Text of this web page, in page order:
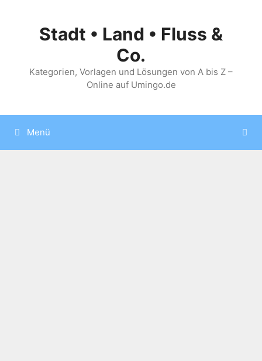
springenStadt • Land • Fluss &
Co.
Kategorien, Vorlagen und Lösungen von A bis Z –
Online auf Umingo.de
Menü